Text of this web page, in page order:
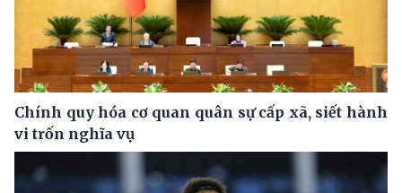
Chính quy hóa cơ quan quân sự cấp xã, siết hành
vi trốn nghĩa vụ